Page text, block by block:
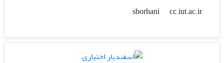
sborhani
cc.iut.ac.ir